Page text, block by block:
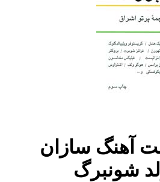
آهنگ سازان
شونبرگ